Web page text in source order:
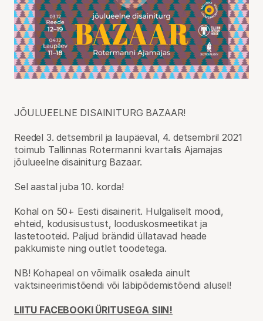
JÕULUEELNE DISAINITURG BAZAAR!
Reedel 3. detsembril ja laupäeval, 4. detsembril 2021
toimub Tallinnas Rotermanni kvartalis Ajamajas
jõulueelne disainiturg Bazaar.
Sel aastal juba 10. korda!
Kohal on 50+ Eesti disainerit. Hulgaliselt moodi,
ehteid, kodusisustust, looduskosmeetikat ja
lastetooteid. Paljud brändid üllatavad heade
pakkumiste ning outlet toodetega.
NB! Kohapeal on võimalik osaleda ainult
vaktsineerimistõendi või läbipõdemistõendi alusel!
LIITU FACEBOOKI ÜRITUSEGA SIIN!